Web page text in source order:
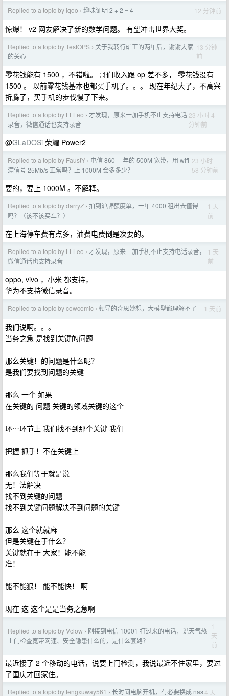
Replied to a topic by iqoo › 趣味证明 2 + 2 = 4 12 分钟前
惊爆！ v2 网友解决了新的数学问题。 有望冲击世界大奖。
Replied to a topic by TestOPS › 关于我转行矿工的两年后，谢谢大家
的关心
13 分钟
前
零花钱能有 1500 ，不错啦。 哥们收入跟 op 差不多， 零花钱没有
1500 。 以前零花钱基本也都买手机了。。。 现在年纪大了，不高兴
折腾了，买手机的步伐慢了下来。
Replied to a topic by LLLeo › 才发现，原来一加手机不止支持电话
录音，微信通话也支持录音
23 小时 4
分钟前
@GLaDOSi 荣耀 Power2
Replied to a topic by FaustY › 电信 860 一年的 500M 宽带，用 wifi
满信号 25Mb/s 正常吗？上 1000M 会多多少？
23 小时
58 分钟前
要的，要上 1000M 。不解释。
Replied to a topic by darryZ › 拍到沪牌额度单，一年 4000 租出去值得
吗？（该不该买车？）
1 天
前
在上海停车费有点多，油费电费倒是次要的。
Replied to a topic by LLLeo › 才发现，原来一加手机不止支持电话录音，
微信通话也支持录音
1 天
前
oppo, vivo ，小米 都支持，
华为不支持微信录音。
Replied to a topic by cowcomic › 领导的奇思妙想，大模型都理解不了 1 天前
我们说啊。。。
当务之急 是找到关键的问题
那么关键！的问题是什么呢？
是我们要找到问题的关键
那么 一个 如果
在关键的 问题 关键的领域关键的这个
环⋯环节上 我们找不到那个关键 我们
把握 抓手！不在关键上
那么我们等于就是说
无！法解决
找不到关键的问题
找不到关键问题解决不到问题的关键
那么 这个就就麻
但是关键在于什么？
关键就在于 大家！能不能
准！
能不能狠！ 能不能快！ 啊
现在 这 这个是是当务之急啊
Replied to a topic by Vclow › 刚接到电信 10001 打过来的电话，说天气热
上门检查宽带网速、安全隐患什么的，是什么套路？
1
天
前
最近接了 2 个移动的电话，说要上门检测，我说最近不住家里，要过
了国庆才回家住。
Replied to a topic by fengxuway561 › 长时间电脑开机，有必要换成 nas4 天